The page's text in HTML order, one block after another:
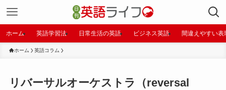
ホーム 英語学習法 日常生活の英語 ビジネス英語 間違えやすい表
ホーム 英語コラム
リバーサルオーケストラ（reversal